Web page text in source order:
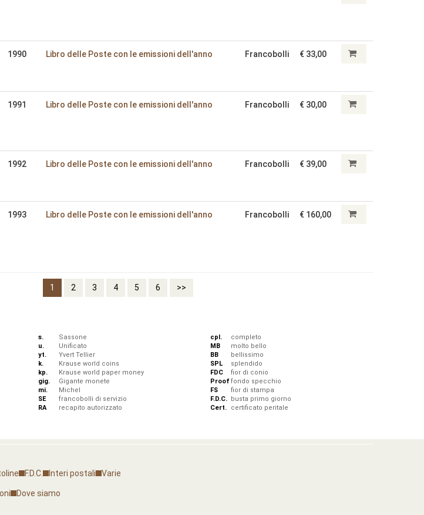
1990 Libro delle Poste con le emissioni dell'anno Francobolli € 33,00
1991 Libro delle Poste con le emissioni dell'anno Francobolli € 30,00
1992 Libro delle Poste con le emissioni dell'anno Francobolli € 39,00
1993 Libro delle Poste con le emissioni dell'anno Francobolli € 160,00
1 2 3 4 5 6 >>
s.
Sassone
u.
Unificato
yt.
Yvert Tellier
k.
Krause world coins
kp.
Krause world paper money
gig.
Gigante monete
mi.
Michel
SE
francobolli di servizio
RA
recapito autorizzato
cpl.
completo
MB
molto bello
BB
bellissimo
SPL
splendido
FDC
fior di conio
Prooffondo specchio
FS
fior di stampa
F.D.C. busta primo giorno
Cert.
certificato peritale
F.D.C. Interi postali Varie
Dove siamo